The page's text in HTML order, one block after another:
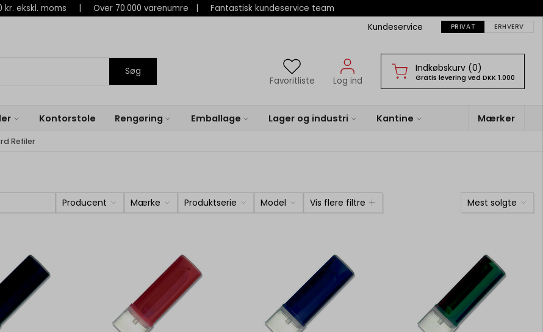
kr. ekskl. moms | Over 70.000 varenumre | Fantastisk kundeservice team
Kundeservice PRIVAT ERHVERV
Søg
Favoritliste
Log ind
Indkøbskurv (0)
Gratis levering ved DKK 1.000
Kontorstole Rengøring Emballage Lager og industri Kantine Mærker
Refiler
Producent Mærke Produktserie Model Vis flere filtre Mest solgte